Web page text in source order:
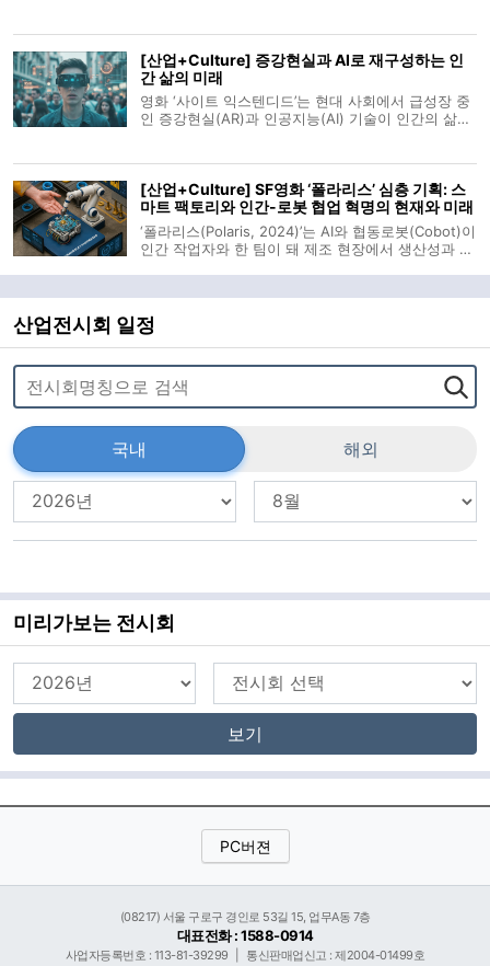
상 공간을 넘어 새로운
[산업+Culture] 증강현실과 AI로 재구성하는 인
간 삶의 미래
영화 ‘사이트 익스텐디드’는 현대 사회에서 급성장 중
인 증강현실(AR)과 인공지능(AI) 기술이 인간의 삶과
시’ 앱을 통해 게임화된 일
[산업+Culture] SF영화 ‘폴라리스’ 심층 기획: 스
마트 팩토리와 인간-로봇 협업 혁명의 현재와 미래
‘폴라리스(Polaris, 2024)’는 AI와 협동로봇(Cobot)이
인간 작업자와 한 팀이 돼 제조 현장에서 생산성과 안
마트 팩토리 구현 과정과 산업용 로봇 및 예측 유지보
수 기술의 실제 적용 사례를
산업전시회 일정
국내 해외
미리가보는 전시회
보기
PC버젼
(08217) 서울 구로구 경인로 53길 15, 업무A동 7층
대표전화 : 1588-0914
사업자등록번호 : 113-81-39299
통신판매업신고 : 제2004-01499호